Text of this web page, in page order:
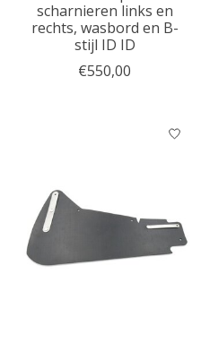
scharnieren links en
rechts, wasbord en B-
stijl ID ID
€550,00